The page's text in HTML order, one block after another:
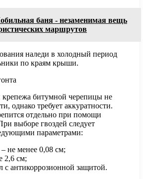
баня - незаменимая вещь
маршрутов
наледи в холодный период
по краям крыши.
крепежа битумной черепицы не
однако требует аккуратности.
отдельно при помощи
выборе гвоздей следует
параметрами:
не менее 0,08 см;
2,6 см;
с антикоррозионной защитой.